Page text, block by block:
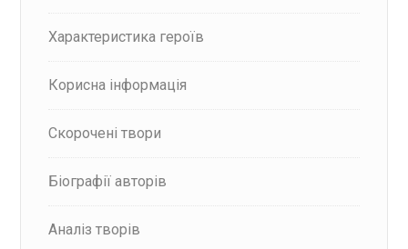
Характеристика героїв
Корисна інформація
Скорочені твори
Біографії авторів
Аналіз творів